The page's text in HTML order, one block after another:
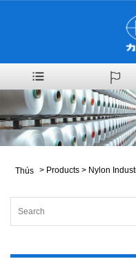
Thús > Products > Nylon